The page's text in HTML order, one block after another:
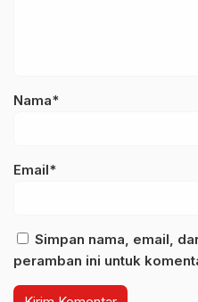
Nama*
Email*
Simpan nama, email,
peramban ini untuk